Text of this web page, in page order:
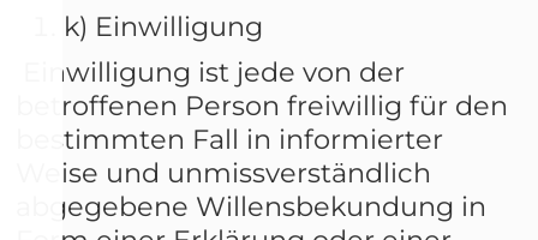
k) Einwilligung
Einwilligung ist jede von der
betroffenen Person freiwillig für den
bestimmten Fall in informierter
Weise und unmissverständlich
abgegebene Willensbekundung in